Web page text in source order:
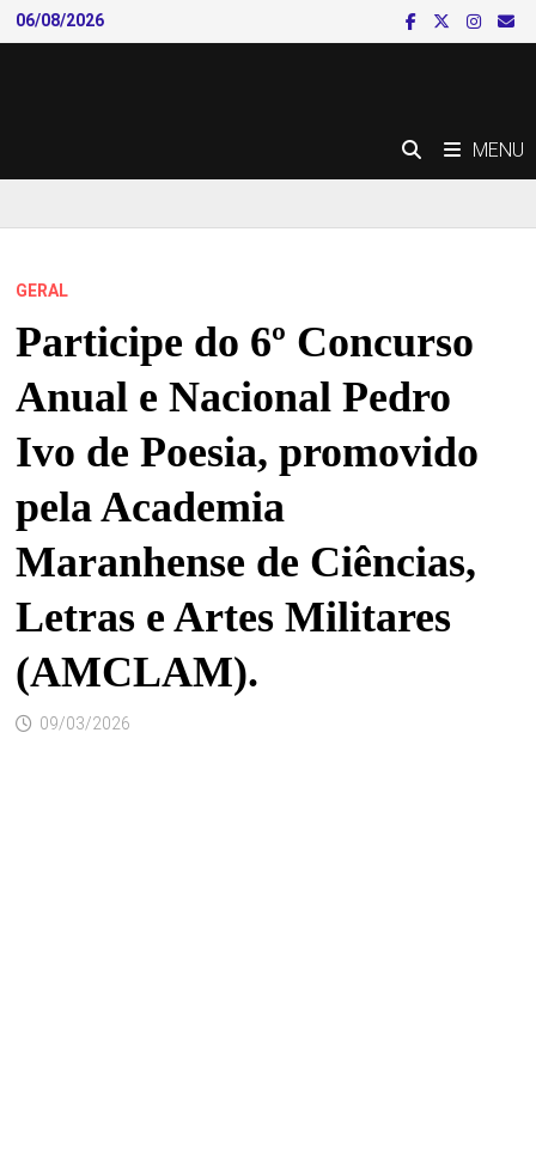
Skip
to
06/08/2026
MENU
GERAL
Participe do 6º Concurso
Anual e Nacional Pedro
Ivo de Poesia, promovido
pela Academia
Maranhense de Ciências,
Letras e Artes Militares
(AMCLAM).
09/03/2026